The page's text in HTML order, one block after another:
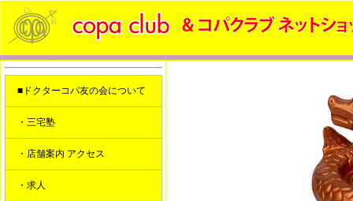
■ドクターコパ友の会について
・三宅塾
・店舗案内 アクセス
・求人